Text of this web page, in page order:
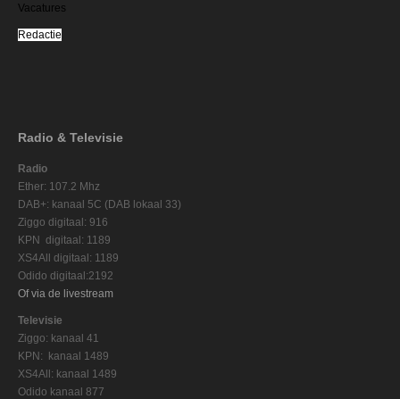
Vacatures
Redactie
Radio & Televisie
Radio
Ether: 107.2 Mhz
DAB+: kanaal 5C (DAB lokaal 33)
Ziggo digitaal: 916
KPN digitaal: 1189
XS4All digitaal: 1189
Odido digitaal:2192
Of via de livestream
Televisie
Ziggo: kanaal 41
KPN: kanaal 1489
XS4All: kanaal 1489
Odido kanaal 877